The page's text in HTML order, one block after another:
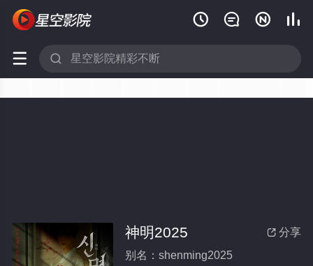
   
 
 分享
神明2025
别名：shenming2025